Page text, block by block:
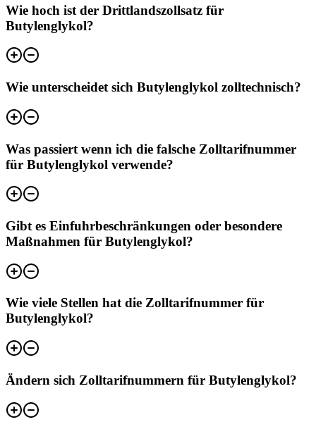
Wie hoch ist der Drittlandszollsatz für
Butylenglykol?
Wie unterscheidet sich Butylenglykol zolltechnisch?
Was passiert wenn ich die falsche Zolltarifnummer
für Butylenglykol verwende?
Gibt es Einfuhrbeschränkungen oder besondere
Maßnahmen für Butylenglykol?
Wie viele Stellen hat die Zolltarifnummer für
Butylenglykol?
Ändern sich Zolltarifnummern für Butylenglykol?